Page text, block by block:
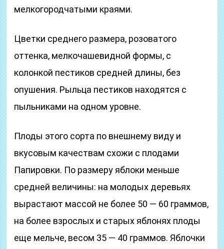
мелкогородчатыми краями.
Цветки среднего размера, розоватого
оттенка, мелкочашевидной формы, с
колонкой пестиков средней длины, без
опушения. Рыльца пестиков находятся с
пыльниками на одном уровне.
Плоды этого сорта по внешнему виду и
вкусовым качествам схожи с плодами
Папировки. По размеру яблоки меньше
средней величины: на молодых деревьях
вырастают массой не более 50 — 60 граммов,
на более взрослых и старых яблонях плоды
еще мельче, весом 35 — 40 граммов. Яблочки